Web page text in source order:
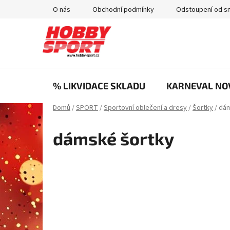
O nás Obchodní podmínky Odstoupení od
% LIKVIDACE SKLADU KARNEVAL
Domů/SPORT/Sportovní oblečení a dresy/Šortky/
dámské šortky